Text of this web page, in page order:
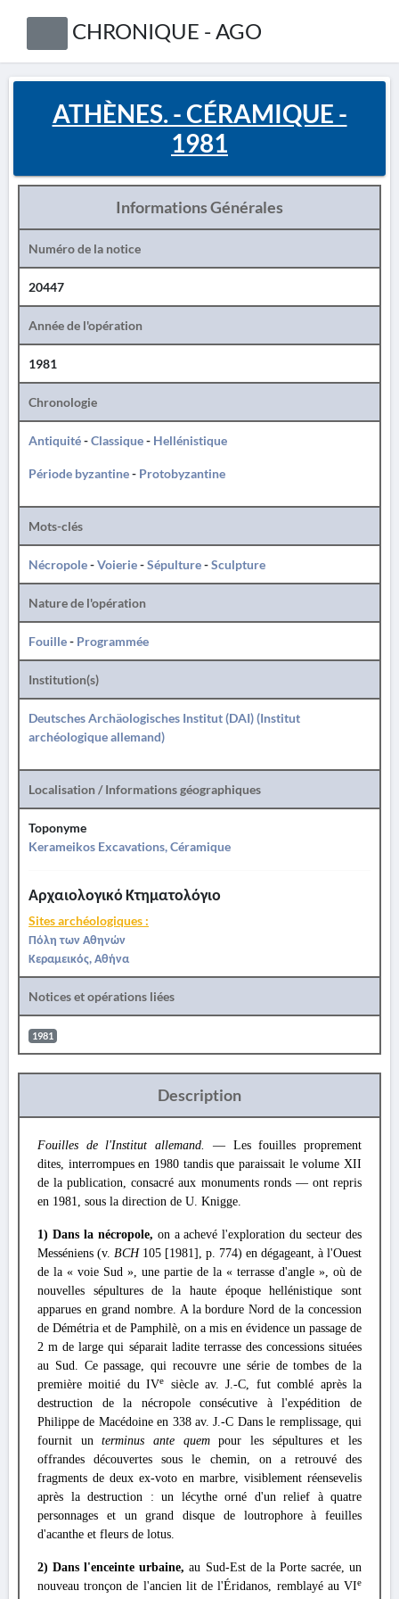
CHRONIQUE - AGO
ATHÈNES. - CÉRAMIQUE -
1981
Informations Générales
Numéro de la notice
20447
Année de l'opération
1981
Chronologie
Antiquité-Classique- Hellénistique
Période byzantine- Protobyzantine
Mots-clés
Nécropole-Voierie-Sépulture-Sculpture
Nature de l'opération
Fouille- Programmée
Institution(s)
Deutsches Archäologisches Institut (DAI) (Institut
archéologique allemand)
Localisation / Informations géographiques
Toponyme
Kerameikos Excavations, Céramique
Αρχαιολογικό Κτηματολόγιο
Sites archéologiques :
Πόλη των Αθηνών
Κεραμεικός, Αθήνα
Notices et opérations liées
1981
Description
Fouilles de l'Institut allemand. — Les fouilles proprement
dites, interrompues en 1980 tandis que paraissait le volume XII
de la publication, consacré aux monuments ronds — ont repris
en 1981, sous la direction de U. Knigge.
1) Dans la nécropole, on a achevé l'exploration du secteur des
Messéniens (v. BCH 105 [1981], p. 774) en dégageant, à l'Ouest
de la « voie Sud », une partie de la « terrasse d'angle », où de
nouvelles sépultures de la haute époque hellénistique sont
apparues en grand nombre. A la bordure Nord de la concession
de Démétria et de Pamphilè, on a mis en évidence un passage de
2 m de large qui séparait ladite terrasse des concessions situées
au Sud. Ce passage, qui recouvre une série de tombes de la
première moitié du IVe
siècle av. J.-C, fut comblé après la
destruction de la nécropole consécutive à l'expédition de
Philippe de Macédoine en 338 av. J.-C Dans le remplissage, qui
fournit unterminus ante quempour les sépultures et les
offrandes découvertes sous le chemin, on a retrouvé des
fragments de deux ex-voto en marbre, visiblement réensevelis
après la destruction : un lécythe orné d'un relief à quatre
personnages et un grand disque de loutrophore à feuilles
d'acanthe et fleurs de lotus.
2) Dans l'enceinte urbaine, au Sud-Est de la Porte sacrée, un
nouveau tronçon de l'ancien lit de l'Éridanos, remblayé au VIe